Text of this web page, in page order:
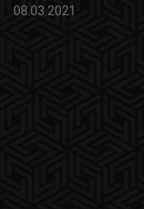
08.03.2021